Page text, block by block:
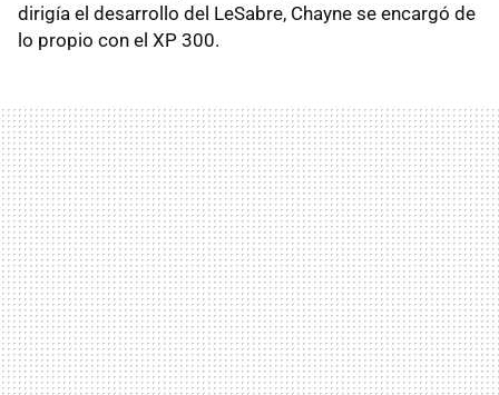
dirigía el desarrollo del LeSabre, Chayne se encargó de
lo propio con el XP 300.